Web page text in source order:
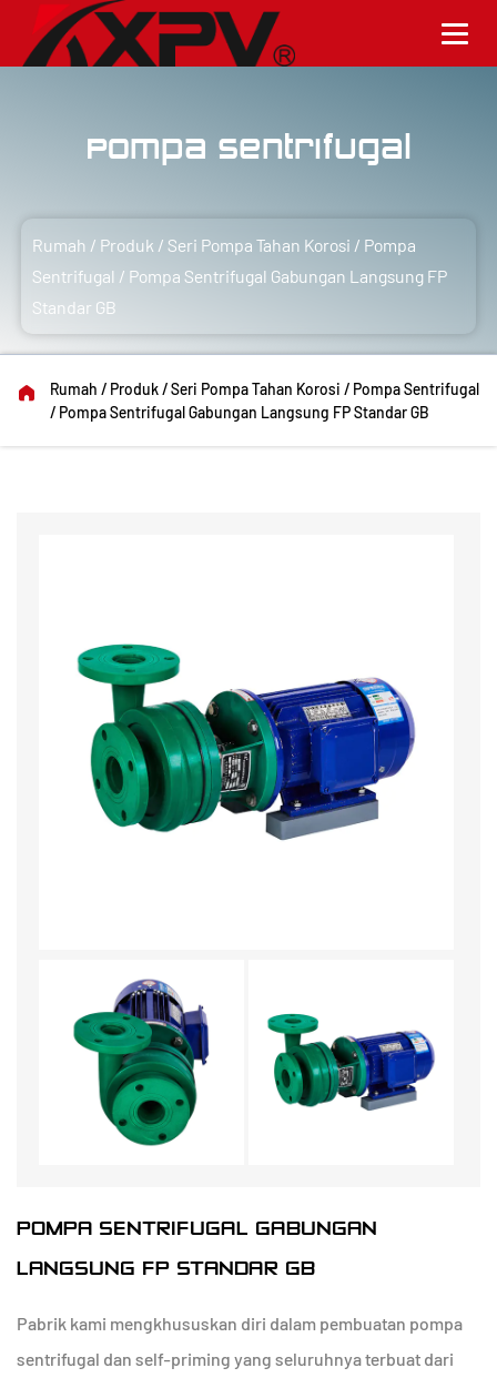
Pompa Sentrifugal
Rumah / Produk /Seri Pompa Tahan Korosi / Pompa
Sentrifugal / Pompa Sentrifugal Gabungan Langsung FP
Standar GB
Rumah / Produk/Seri Pompa Tahan Korosi / Pompa Sentrifugal
/ Pompa Sentrifugal Gabungan Langsung FP Standar GB
POMPA SENTRIFUGAL GABUNGAN
LANGSUNG FP STANDAR GB
Pabrik kami mengkhususkan diri dalam pembuatan pompa
sentrifugal dan self-priming yang seluruhnya terbuat dari